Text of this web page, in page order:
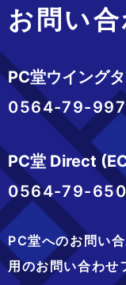
お問い
PC堂ウイング
0564-79-
PC堂 Direct
0564-79-
PC堂へのお問い
用のお問い合わせ